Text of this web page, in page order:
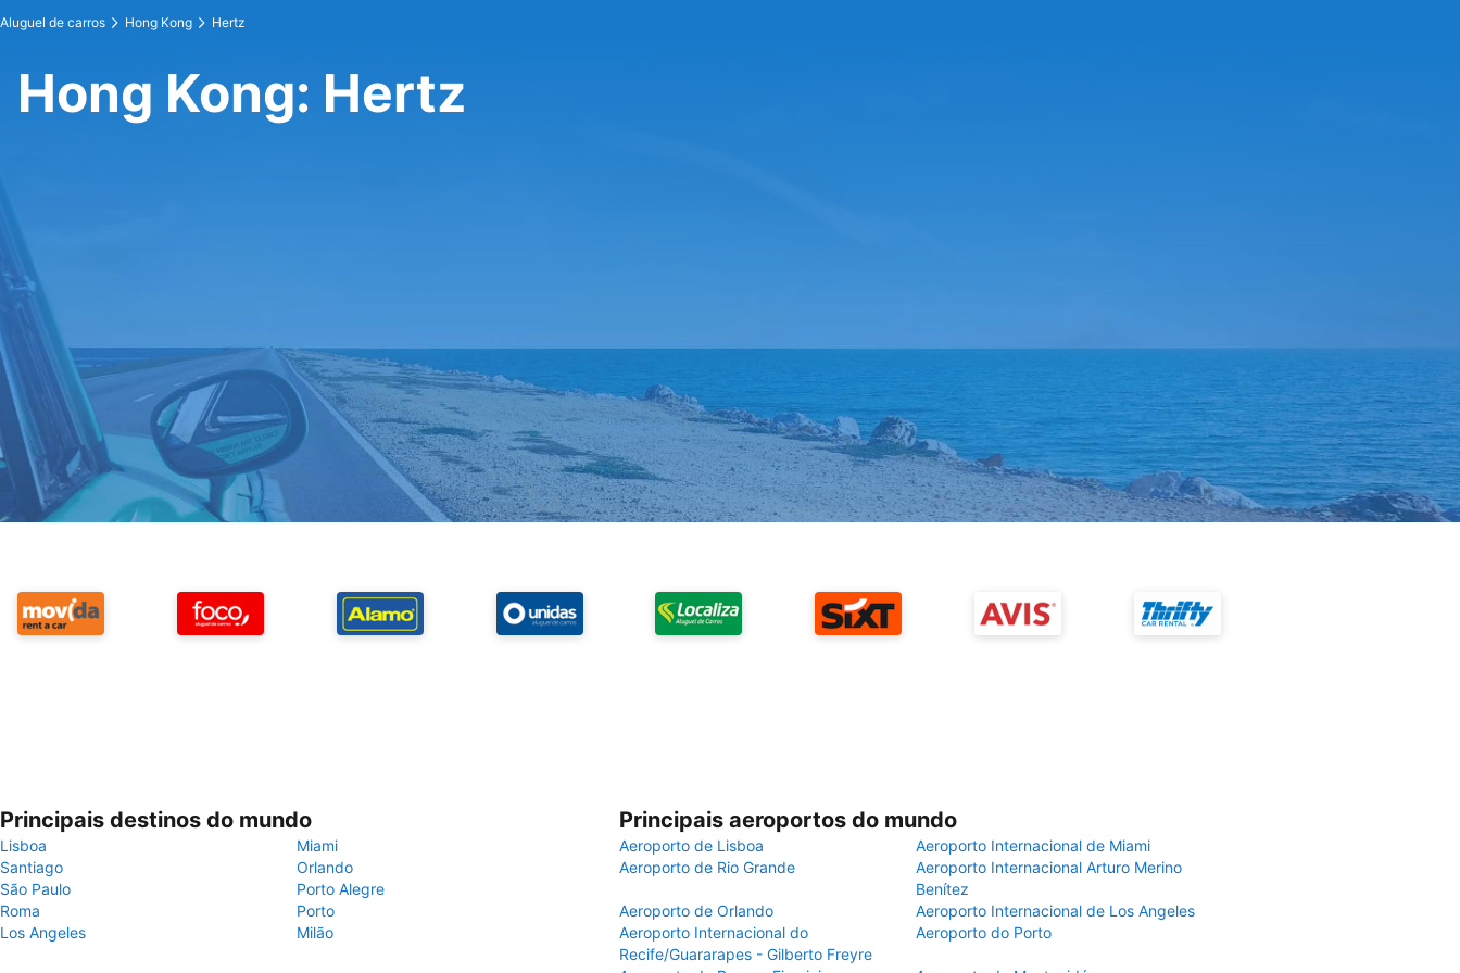
Aluguel de carros Hong Kong Hertz
Hong Kong: Hertz
Principais destinos do mundo
Lisboa
Miami
Santiago
Orlando
São Paulo
Porto Alegre
Roma
Porto
Los Angeles
Milão
Principais aeroportos do mundo
Aeroporto de Lisboa
Aeroporto Internacional de Miami
Aeroporto de Rio Grande
Aeroporto Internacional Arturo Merino
Benítez
Aeroporto de Orlando
Aeroporto Internacional de Los Angeles
Aeroporto Internacional do
Recife/Guararapes - Gilberto Freyre
Aeroporto do Porto